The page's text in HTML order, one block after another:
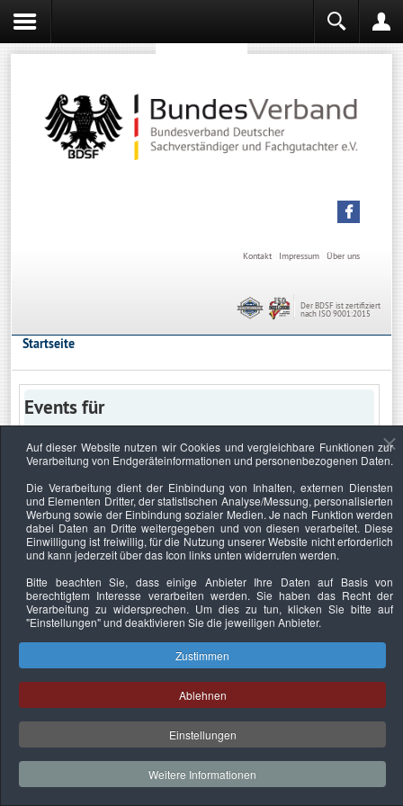
Über uns
Impressum
Kontakt
Der BDSF ist zertifiziert
nach ISO 9001:2015
Startseite
Events für
Keine Termine
Datenschutzerklärung Urheberrechtsnachweise Nachhaltigkeit
Copyright © 2026. Bundesverband Deutscher
Sachverständiger und Fachgutachter e.V..
Auf dieser Website nutzen wir Cookies und vergleichbare Funktionen zur
Verarbeitung von Endgeräteinformationen und personenbezogenen Daten.
Die Verarbeitung dient der Einbindung von Inhalten, externen Diensten
und Elementen Dritter, der statistischen Analyse/Messung, personalisierten
Werbung sowie der Einbindung sozialer Medien. Je nach Funktion werden
dabei Daten an Dritte weitergegeben und von diesen verarbeitet. Diese
Einwilligung ist freiwillig, für die Nutzung unserer Website nicht erforderlich
und kann jederzeit über das Icon links unten widerrufen werden.
Bitte beachten Sie, dass einige Anbieter Ihre Daten auf Basis von
berechtigtem Interesse verarbeiten werden. Sie haben das Recht der
Verarbeitung zu widersprechen. Um dies zu tun, klicken Sie bitte auf
"Einstellungen"und deaktivieren Sie die jeweiligen Anbieter.
Zustimmen
Ablehnen
Einstellungen
Weitere Informationen